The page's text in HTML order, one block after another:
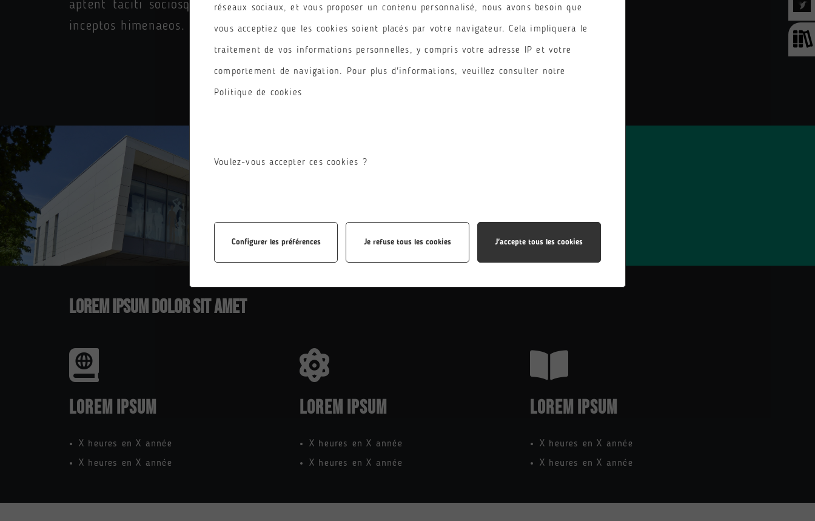
aptent taciti sociosqu ad litora torquent per conubia nostra, per
inceptos himenaeos.
LOREM IPSUM DOLOR SIT AMET
LOREM IPSUM
X heures en X année
X heures en X année
LOREM IPSUM
X heures en X année
X heures en X année
LOREM IPSUM
X heures en X année
X heures en X année
réseaux sociaux, et vous proposer un contenu personnalisé, nous avons besoin que
vous acceptiez que les cookies soient placés par votre navigateur. Cela impliquera le
traitement de vos informations personnelles, y compris votre adresse IP et votre
comportement de navigation. Pour plus d'informations, veuillez consulter notre
Politique de cookies
Voulez-vous accepter ces cookies ?
Configurer les préférences Je refuse tous les cookies J'accepte tous les cookies